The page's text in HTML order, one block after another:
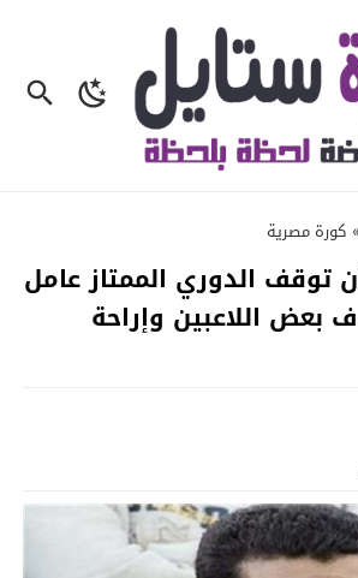
» كورة مصرية
توقف الدوري الممتاز عامل
بعض اللاعبين وإراحة